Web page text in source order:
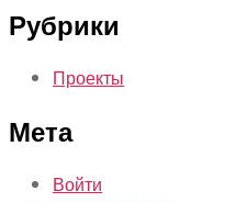
Рубрики
Проекты
Мета
Войти